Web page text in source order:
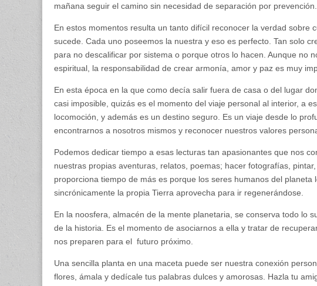
mañana seguir el camino sin necesidad de separación por prevención.
En estos momentos resulta un tanto difícil reconocer la verdad
sucede. Cada uno poseemos la nuestra y eso es perfecto. Tan solo
para no descalificar por sistema o porque otros lo hacen. Aunque no
espiritual, la responsabilidad de crear armonía, amor y paz es muy
En esta época en la que como decía salir fuera de casa o del lugar
casi imposible, quizás es el momento del viaje personal al interior, a
locomoción, y además es un destino seguro. Es un viaje desde lo
encontrarnos a nosotros mismos y reconocer nuestros valores
Podemos dedicar tiempo a esas lecturas tan apasionantes que nos
nuestras propias aventuras, relatos, poemas; hacer fotografías,
proporciona tiempo de más es porque los seres humanos del
sincrónicamente la propia Tierra aprovecha para ir regenerándose.
En la noosfera, almacén de la mente planetaria, se conserva todo lo
de la historia. Es el momento de asociarnos a ella y tratar de
nos preparen para el futuro próximo.
Una sencilla planta en una maceta puede ser nuestra conexión
flores, ámala y dedícale tus palabras dulces y amorosas. Hazla tu